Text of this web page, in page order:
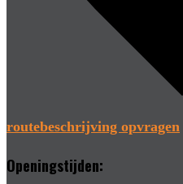
routebeschrijving opvragen
Openingstijden: